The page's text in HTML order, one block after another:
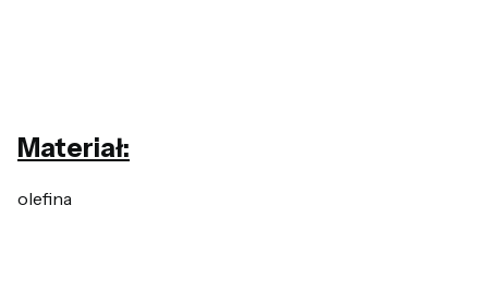
Materiał:
olefina